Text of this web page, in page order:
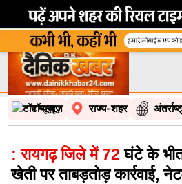
टॉप न्यूज़ राज्य-शहर
: रायगढ़ जिले में 72 घंटे के
खेती पर ताबड़तोड़ कार्रवाई,